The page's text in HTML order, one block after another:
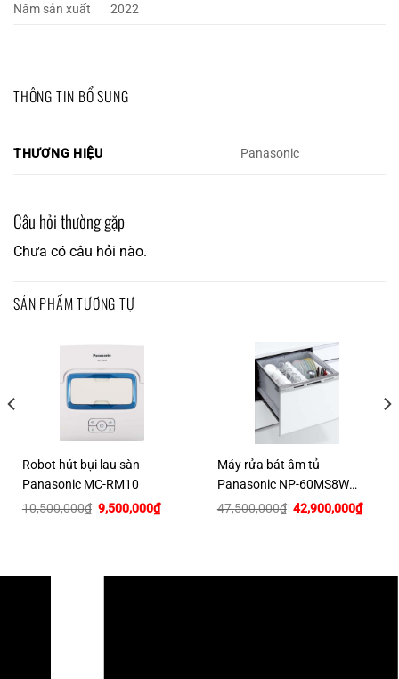
Năm sản xuất
2022
THÔNG TIN BỔ SUNG
THƯƠNG HIỆU Panasonic
Câu hỏi thường gặp
Chưa có câu hỏi nào.
SẢN PHẨM TƯƠNG TỰ
Robot hút bụi lau sàn
Panasonic MC-RM10
10,500,000₫ Giá
gốc
9,500,000₫Giá
hiện
Máy rửa bát âm tủ
Panasonic NP-60MS8W
Nhật nội địa
47,500,000₫ Giá
gốc
42,900,000₫Giá
hiện